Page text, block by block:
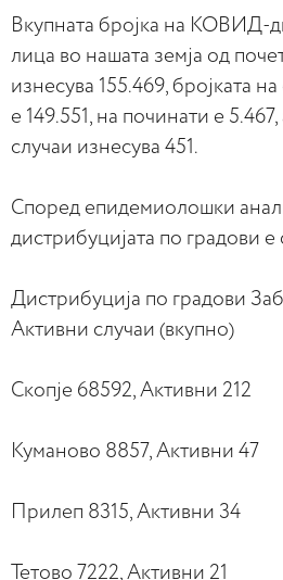
Вкупната бројка на КОВИД-
лица во нашата земја од
изнесува 155.469, бројката
е 149.551, на починати е
случаи изнесува 451.
Според епидемиолошки
дистрибуцијата по градови е
Дистрибуција по градови
Активни случаи (вкупно)
Скопје 68592, Активни 212
Куманово 8857, Активни 47
Прилеп 8315, Активни 34
Тетово 7222, Активни 21